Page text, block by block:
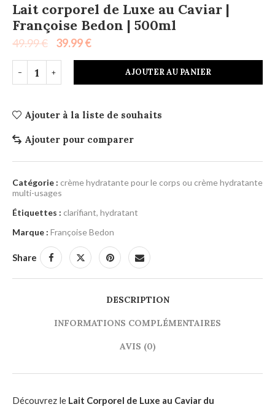
Lait corporel de Luxe au Caviar |
Françoise Bedon | 500ml
49.99€ 39.99€
AJOUTER AU PANIER
Ajouter à la liste de souhaits
Ajouter pour comparer
Catégorie : crème hydratante pour le corps ou crème hydratante
multi-usages
Étiquettes : clarifiant, hydratant
Marque : Françoise Bedon
Share
DESCRIPTION
INFORMATIONS COMPLÉMENTAIRES
AVIS (0)
Découvrez le Lait Corporel de Luxe au Caviar du